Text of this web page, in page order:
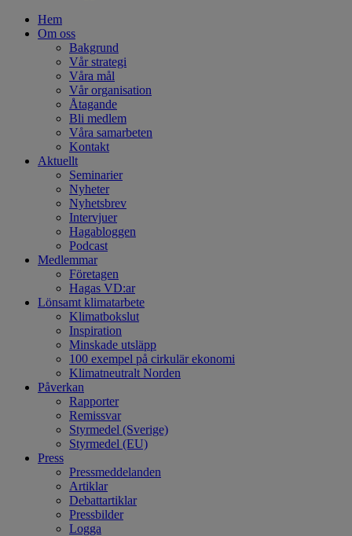
Hem
Om oss
Bakgrund
Vår strategi
Våra mål
Vår organisation
Åtagande
Bli medlem
Våra samarbeten
Kontakt
Aktuellt
Seminarier
Nyheter
Nyhetsbrev
Intervjuer
Hagabloggen
Podcast
Medlemmar
Företagen
Hagas VD:ar
Lönsamt klimatarbete
Klimatbokslut
Inspiration
Minskade utsläpp
100 exempel på cirkulär ekonomi
Klimatneutralt Norden
Påverkan
Rapporter
Remissvar
Styrmedel (Sverige)
Styrmedel (EU)
Press
Pressmeddelanden
Artiklar
Debattartiklar
Pressbilder
Logga